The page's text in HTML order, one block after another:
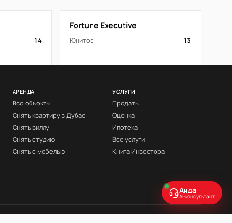
14
Fortune Executive
Юнитов 13
Аида
AI-консультант
АРЕНДА
Все объекты
Снять квартиру в Дубае
Снять виллу
Снять студию
Снять с мебелью
УСЛУГИ
Продать
Оценка
Ипотека
Все услуги
Книга Инвестора